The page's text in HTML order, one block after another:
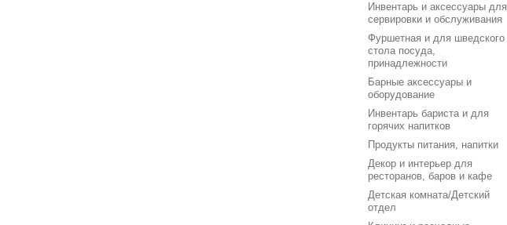
Инвентарь и аксессуары для
сервировки и обслуживания
Фуршетная и для шведского
стола посуда,
принадлежности
Барные аксессуары и
оборудование
Инвентарь бариста и для
горячих напитков
Продукты питания, напитки
Декор и интерьер для
ресторанов, баров и кафе
Детская комната/Детский
отдел